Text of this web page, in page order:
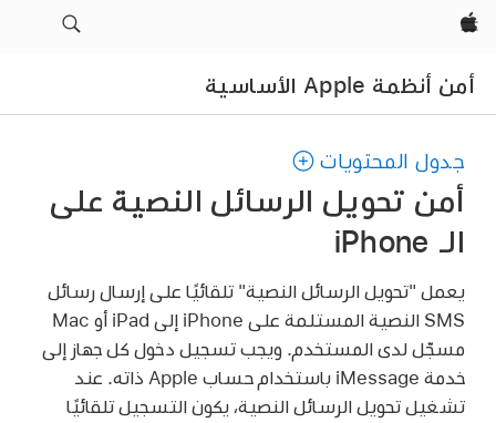
Apple‏
أمن أنظمة Apple الأساسية
جدول المحتويات
أمن تحويل الرسائل النصية على
الـ iPhone
يعمل "تحويل الرسائل النصية" تلقائيًا على إرسال رسائل
SMS النصية المستلمة على iPhone إلى iPad أو Mac
مسجّل لدى المستخدم. ويجب تسجيل دخول كل جهاز إلى
خدمة iMessage باستخدام
حساب Apple
ذاته. عند
تشغيل تحويل الرسائل النصية، يكون التسجيل تلقائيًا